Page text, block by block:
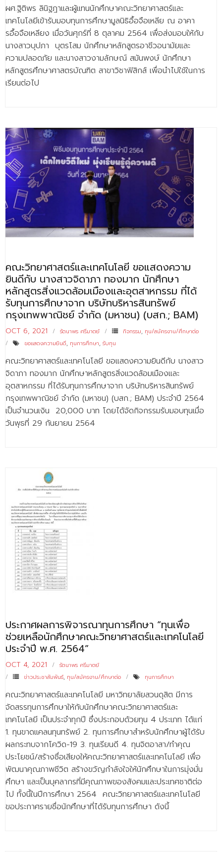
- - เทคโนโลยีสารสนเทศ
ศูนย์บริการ
- ศูนย์เครื่องมือปฏิบัติการวิทยาศาสตร์
- ศูนย์สิ่งแวดล้อม
- ศูนย์ปัญญาประดิษฐ์เพื่อการศึกษา
- ข่าวประชาสัมพันธ์
- กิจกรรม
- ข่าวประชาสัมพันธ์ภายนอก
- ทุน/สมัครงาน/ศึกษาต่อ
วารสารคณะ
- ฐานข้อมูลงานวิจัย
- การจัดการความรู้ (KM Scitech)
- โครงการบริหารจัดการพื้นที่ 10 ไร่ ด้านหลังโรงสีข้าว
สวนดุสิต จังหวัดปราจีนบุรี
- โครงการส่งเสริมการปลูกกล้วยเล็บมือนางฯ
- SDU Zero Waste
- งานวิจัย/นวัตกรรม
ติดต่อเรา
ผศ.ฐิติพร ลินิฐฎาและผู้แทนนักศึกษาคณะวิทยาศาสตร์และ
เทคโนโลยีเข้ารับมอบทุนการศึกษามูลนิธิอื้อจือเหลีย ณ อาคา
รอื้อจือเหลียง เมื่อวันศุกร์ที่ 8 ตุลาคม 2564 เพื่อส่งมอบให้กับ
นางสาวบุปภา บุตรโสม นักศึกษาหลักสูตรอาชีวอนามัยและ
ความปลอดภัย และนางสาวงามลักษณ์ สมันพงษ์ นักศึกษา
หลักสูตรศึกษาศาสตรบัณฑิต สาขาวิชาฟิสิกส์ เพื่อนำไปใช้ในการ
เรียนต่อไป
คณะวิทยาศาสตร์และเทคโนโลยี ขอแสดงความ
ยินดีกับ นางสาวจิดาภา ทองมาก นักศึกษา
หลักสูตรสิ่งแวดล้อมเมืองและอุตสาหกรรม ที่ได้
รับทุนการศึกษาจาก บริษัทบริหารสินทรัพย์
กรุงเทพพาณิชย์ จำกัด (มหาชน) (บสก.; BAM)
OCT 6, 2021 รัตนาพร ศรีมาตย์ กิจกรรม, ทุน/สมัครงาน/ศึกษาต่อ
ขอแสดงความยินดี, ทุนการศึกษา, รับทุน
คณะวิทยาศาสตร์และเทคโนโลยี ขอแสดงความยินดีกับ นางสาว
จิดาภา ทองมาก นักศึกษาหลักสูตรสิ่งแวดล้อมเมืองและ
อุตสาหกรรม ที่ได้รับทุนการศึกษาจาก บริษัทบริหารสินทรัพย์
กรุงเทพพาณิชย์ จำกัด (มหาชน) (บสก.; BAM) ประจำปี 2564
เป็นจำนวนเงิน 20,000 บาท โดยได้จัดกิจกรรมรับมอบทุนเมื่อ
วันพุธที่ 29 กันยายน 2564
ประกาศผลการพิจารณาทุนการศึกษา “ทุนเพื่อ
ช่วยเหลือนักศึกษาคณะวิทยาศาสตร์และเทคโนโลยี
ประจำปี พ.ศ. 2564”
OCT 4, 2021
รัตนาพร ศรีมาตย์
ข่าวประชาสัมพันธ์, ทุน/สมัครงาน/ศึกษาต่อ ทุนการศึกษา
คณะวิทยาศาสตร์และเทคโนโลยี มหาวิทยาลัยสวนดุสิต มีการ
จัดสรรทุนการศึกษาให้กับนักศึกษาคณะวิทยาศาสตร์และ
เทคโนโลยี เป็นประจำทุกปี ซึ่งประกอบด้วยทุน 4 ประเภท ได้แก่
1. ทุนขาดแคลนทุนทรัพย์ 2. ทุนการศึกษาสำหรับนักศึกษาผู้ได้รับ
ผลกระทบจากโควิด-19 3. ทุนเรียนดี 4. ทุนจิตอาสา/ทำคุณ
ประโยชน์/สร้างชื่อเสียงให้คณะวิทยาศาสตร์และเทคโนโลยี เพื่อ
พัฒนาคุณภาพชีวิต สร้างขวัญกำลังใจให้นักศึกษาในการมุ่งมั่น
ศึกษา และเป็นบุคลากรที่มีคุณภาพของสังคมและประเทศชาติต่อ
ไป ทั้งนี้ในปีการศึกษา 2564 คณะวิทยาศาสตร์และเทคโนโลยี
ขอประกาศรายชื่อนักศึกษาที่ได้รับทุนการศึกษา ดังนี้